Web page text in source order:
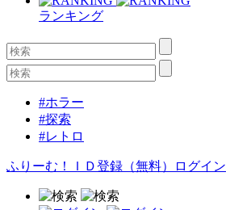
ランキング
#ホラー
#探索
#レトロ
ふりーむ！ＩＤ登録（無料） ログイン